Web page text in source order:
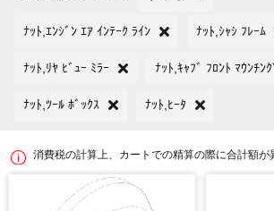
ﾅｯﾄ,ｴﾝｼﾞﾝ ｴｱ ｲﾝﾃｰｸ ﾗｲﾝ ﾅｯﾄ,ｼｬｼ ﾌﾚｰﾑ
ﾅｯﾄ,ﾘﾔ ﾋﾞｭｰ ﾐﾗｰ ﾅｯﾄ,ｷｬﾌﾞ ﾌﾛﾝﾄ ﾏｳﾝﾁﾝｸ
ﾅｯﾄ,ﾂｰﾙ ﾎﾞｯｸｽ ﾅｯﾄ,ﾋｰﾀ
消費税の計算上、カートでの精算の際に合計額が